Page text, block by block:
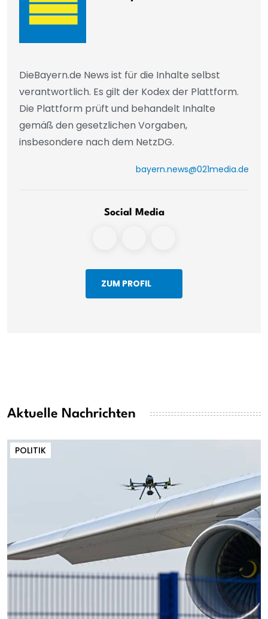
DieBayern.de News ist für die Inhalte selbst
verantwortlich. Es gilt der Kodex der Plattform.
Die Plattform prüft und behandelt Inhalte
gemäß den gesetzlichen Vorgaben,
insbesondere nach dem NetzDG.
bayern.news@021media.de
Social Media
ZUM PROFIL
Aktuelle Nachrichten
POLITIK